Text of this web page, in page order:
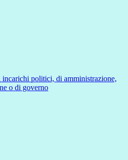
politici, di amministrazione,
o di governo